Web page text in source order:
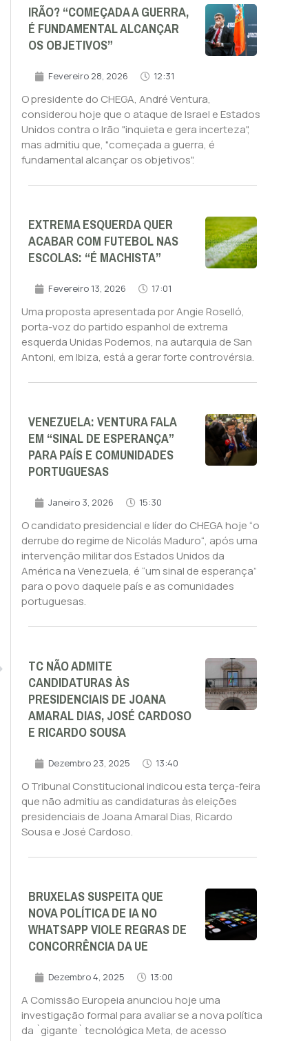
IRÃO? “COMEÇADA A GUERRA,
É FUNDAMENTAL ALCANÇAR
OS OBJETIVOS”
Fevereiro 28, 2026 12:31
O presidente do CHEGA, André Ventura,
considerou hoje que o ataque de Israel e Estados
Unidos contra o Irão "inquieta e gera incerteza",
mas admitiu que, "começada a guerra, é
fundamental alcançar os objetivos".
EXTREMA ESQUERDA QUER
ACABAR COM FUTEBOL NAS
ESCOLAS: “É MACHISTA”
Fevereiro 13, 2026 17:01
Uma proposta apresentada por Angie Roselló,
porta-voz do partido espanhol de extrema
esquerda Unidas Podemos, na autarquia de San
Antoni, em Ibiza, está a gerar forte controvérsia.
VENEZUELA: VENTURA FALA
EM “SINAL DE ESPERANÇA”
PARA PAÍS E COMUNIDADES
PORTUGUESAS
Janeiro 3, 2026 15:30
O candidato presidencial e líder do CHEGA hoje “o
derrube do regime de Nicolás Maduro“, após uma
intervenção militar dos Estados Unidos da
América na Venezuela, é “um sinal de esperança”
para o povo daquele país e as comunidades
portuguesas.
TC NÃO ADMITE
CANDIDATURAS ÀS
PRESIDENCIAIS DE JOANA
AMARAL DIAS, JOSÉ CARDOSO
E RICARDO SOUSA
Dezembro 23, 2025 13:40
O Tribunal Constitucional indicou esta terça-feira
que não admitiu as candidaturas às eleições
presidenciais de Joana Amaral Dias, Ricardo
Sousa e José Cardoso.
BRUXELAS SUSPEITA QUE
NOVA POLÍTICA DE IA NO
WHATSAPP VIOLE REGRAS DE
CONCORRÊNCIA DA UE
Dezembro 4, 2025 13:00
A Comissão Europeia anunciou hoje uma
investigação formal para avaliar se a nova política
da `gigante` tecnológica Meta, de acesso